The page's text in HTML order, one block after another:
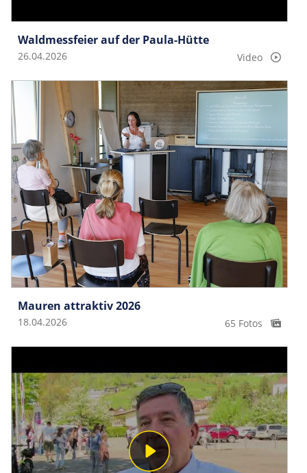
Waldmessfeier auf der Paula-Hütte
26.04.2026 Video
Mauren attraktiv 2026
18.04.2026 65 Fotos